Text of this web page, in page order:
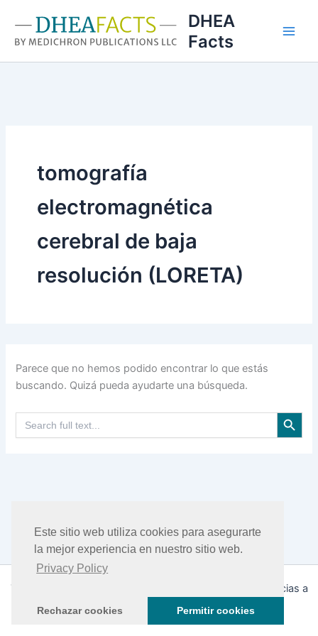
Este sitio web utiliza cookies para asegurarte
la mejor experiencia en nuestro sitio web.
Privacy Policy
Rechazar cookies Permitir cookies
contenido
DHEA
Facts
tomografía
electromagnética
cerebral de baja
resolución (LORETA)
Parece que no hemos podido encontrar lo que estás
buscando. Quizá pueda ayudarte una búsqueda.
Buscar: Botón de
Todos los derechos © 2026 DHEA Facts | Funciona gracias a
Tema Astra para WordPress